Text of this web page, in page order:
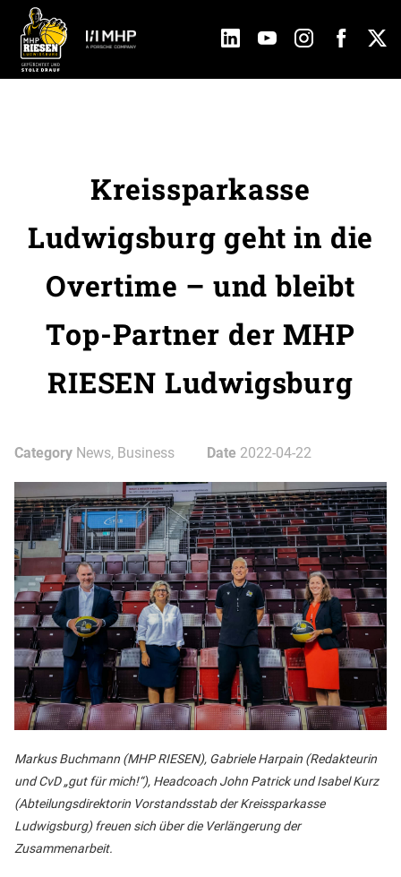
Kreissparkasse
Ludwigsburg geht in die
Overtime – und bleibt
Top-Partner der MHP
RIESEN Ludwigsburg
Category News, Business Date 2022-04-22
Markus Buchmann (MHP RIESEN), Gabriele Harpain (Redakteurin
und CvD „gut für mich!“), Headcoach John Patrick und Isabel Kurz
(Abteilungsdirektorin Vorstandsstab der Kreissparkasse
Ludwigsburg) freuen sich über die Verlängerung der
Zusammenarbeit.